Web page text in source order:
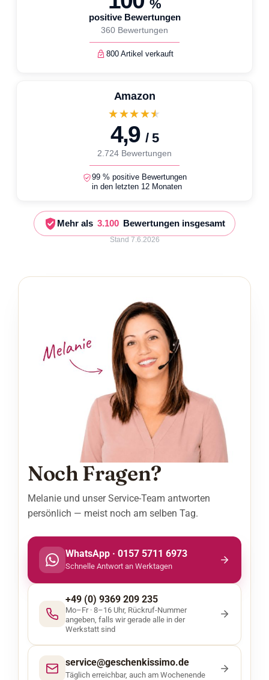
%
positive Bewertungen
360 Bewertungen
800 Artikel verkauft
Amazon
★★★★★
4,9 / 5
2.724 Bewertungen
99 % positive Bewertungen
in den letzten 12 Monaten
Mehr als 3.100 Bewertungen insgesamt
Stand 7.6.2026
Noch Fragen?
Melanie und unser Service-Team antworten
persönlich — meist noch am selben Tag.
WhatsApp · 0157 5711 6973
Schnelle Antwort an Werktagen
+49 (0) 9369 209 235
Mo–Fr · 8–16 Uhr, Rückruf-Nummer
angeben, falls wir gerade alle in der
Werkstatt sind
service@geschenkissimo.de
Täglich erreichbar, auch am Wochenende